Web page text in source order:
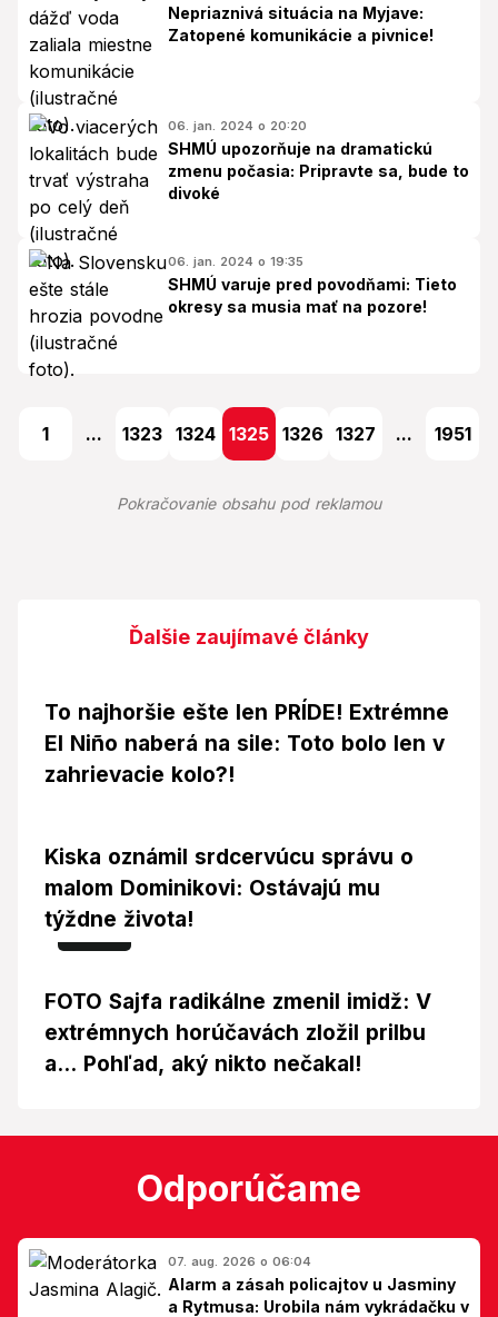
Nepriaznivá situácia na Myjave:
Zatopené komunikácie a pivnice!
06. jan. 2024 o 20:20
SHMÚ upozorňuje na dramatickú
zmenu počasia: Pripravte sa, bude to
divoké
06. jan. 2024 o 19:35
SHMÚ varuje pred povodňami: Tieto
okresy sa musia mať na pozore!
1 ... 1323 1324 1325 1326 1327 ... 1951
Pokračovanie obsahu pod reklamou
Ďalšie zaujímavé články
To najhoršie ešte len PRÍDE! Extrémne
El Niño naberá na sile: Toto bolo len v
zahrievacie kolo?!
Kiska oznámil srdcervúcu správu o
malom Dominikovi: Ostávajú mu
týždne života!
Foto
FOTO Sajfa radikálne zmenil imidž: V
extrémnych horúčavách zložil prilbu
a... Pohľad, aký nikto nečakal!
Odporúčame
07. aug. 2026 o 06:04
Alarm a zásah policajtov u Jasminy
a Rytmusa: Urobila nám vykrádačku v